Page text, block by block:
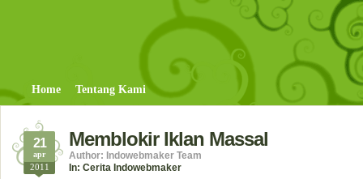
Home Tentang Kami
Memblokir Iklan Massal
21
apr
2011
Author: Indowebmaker Team
In: Cerita Indowebmaker